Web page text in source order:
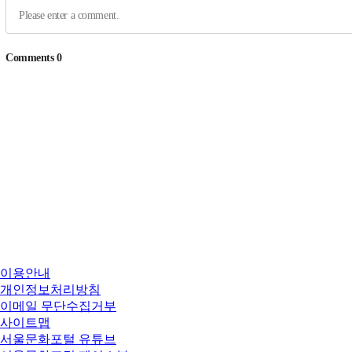
이용안내
개인정보처리방침
이메일 무단수집거부
사이트맵
서울문화포털 유튜브